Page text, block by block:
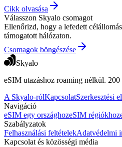
Cikk olvasása
Válasszon Skyalo csomagot
Ellenőrizd, hogy a lefedett
támogatott hálózaton.
Csomagok böngészése
Skyalo
eSIM utazáshoz roaming nélkül.
A Skyalo-rólKapcsolatSzerkesztési
Navigáció
eSIM egy országhozeSIM régiókhoz
Szabályzatok
Felhasználási feltételekAdatvédelmi
Kapcsolat és közösségi média